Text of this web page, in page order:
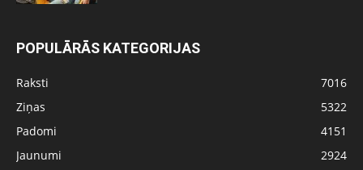
POPULĀRĀS KATEGORIJAS
Raksti
7016
Ziņas
5322
Padomi
4151
Jaunumi
2924